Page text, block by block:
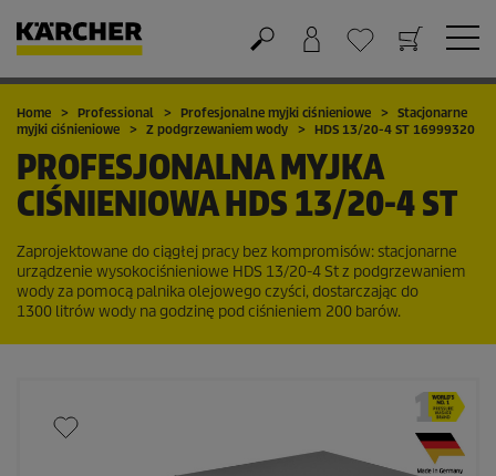
Koszyk
Lista życzeń
Home Professional Profesjonalne myjki ciśnieniowe
Stacjonarne
myjki ciśnieniowe
Z podgrzewaniem wody HDS 13/20-4 ST 16999320
PROFESJONALNA MYJKA
CIŚNIENIOWAHDS 13/20-4 ST
Zaprojektowane do ciągłej pracy bez kompromisów: stacjonarne
urządzenie wysokociśnieniowe HDS 13/20-4 St z podgrzewaniem
wody za pomocą palnika olejowego czyści, dostarczając do
1300 litrów wody na godzinę pod ciśnieniem 200 barów.